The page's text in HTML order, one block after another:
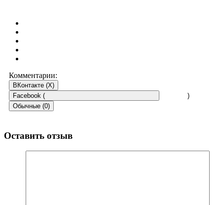
Комментарии:
ВКонтакте (X)
Facebook (
)
Обычные (0)
Оставить отзыв